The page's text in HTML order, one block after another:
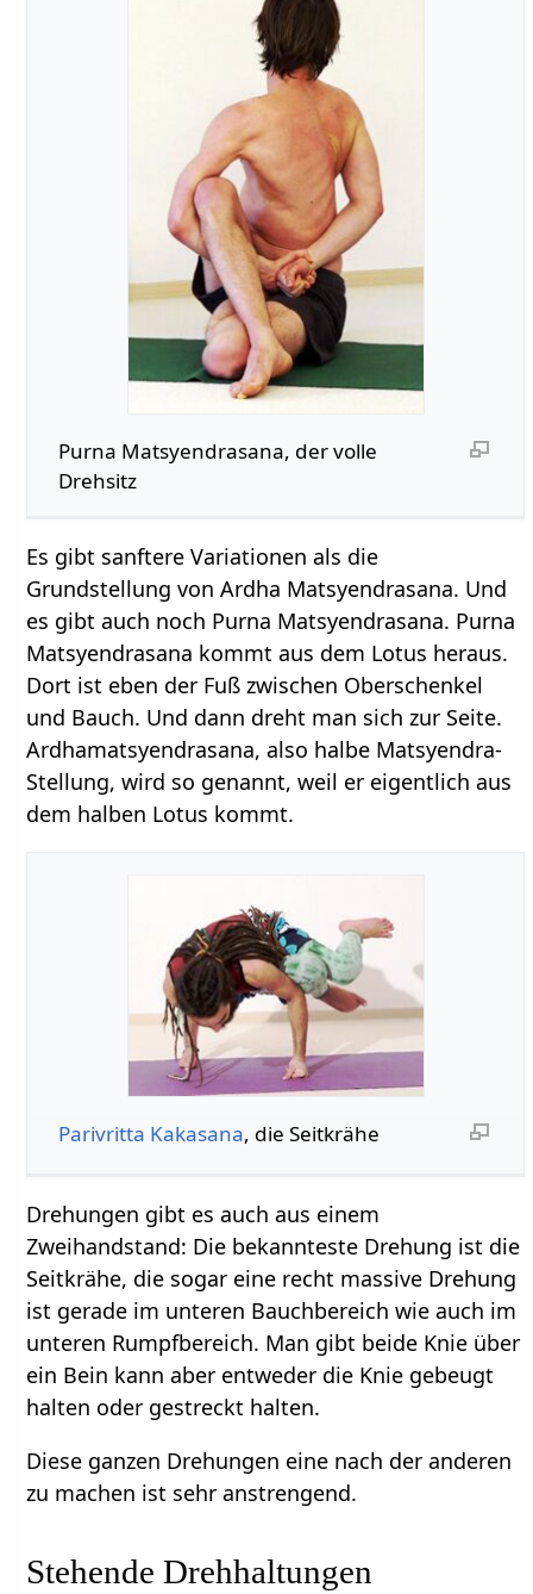
Purna Matsyendrasana, der volle
Drehsitz
Es gibt sanftere Variationen als die
Grundstellung von Ardha Matsyendrasana. Und
es gibt auch noch Purna Matsyendrasana. Purna
Matsyendrasana kommt aus dem Lotus heraus.
Dort ist eben der Fuß zwischen Oberschenkel
und Bauch. Und dann dreht man sich zur Seite.
Ardhamatsyendrasana, also halbe Matsyendra-
Stellung, wird so genannt, weil er eigentlich aus
dem halben Lotus kommt.
Parivritta Kakasana, die Seitkrähe
Drehungen gibt es auch aus einem
Zweihandstand: Die bekannteste Drehung ist die
Seitkrähe, die sogar eine recht massive Drehung
ist gerade im unteren Bauchbereich wie auch im
unteren Rumpfbereich. Man gibt beide Knie über
ein Bein kann aber entweder die Knie gebeugt
halten oder gestreckt halten.
Diese ganzen Drehungen eine nach der anderen
zu machen ist sehr anstrengend.
Stehende Drehhaltungen